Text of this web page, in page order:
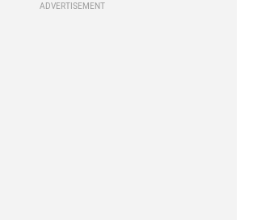
ADVERTISEMENT